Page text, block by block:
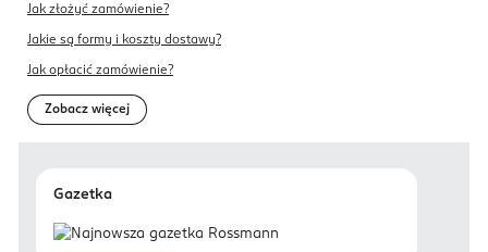
Jak złożyć zamówienie?
Jakie są formy i koszty dostawy?
Jak opłacić zamówienie?
Zobacz więcej
Gazetka